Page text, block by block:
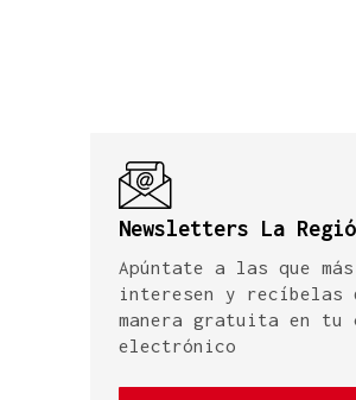
Newsletters La
Apúntate a las que
interesen y recíbelas
manera gratuita en tu
electrónico